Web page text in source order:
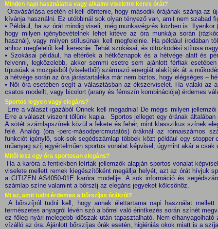
Minden napi használatra vagy alkalmi viseletre keres órát?
Óravásárlása esetén el kell döntenie, hogy második órájának szánja az
kívánja használni. Ez utóbbinál sok olyan tényező van, amit nem szabad
• Például, ha az órát mindig viseli, még munkavégzés közben is.
hogy milyen igénybevételnek lehet kitéve az óra munkája során
használ), vagy milyen stílusúnak kell megfelelnie. Ha például irodában
ahhoz megfelelőt kell keresnie. Tehát szokásai, és öltözködési stílusa
• Szokásai például, ha eltérőek a hétköznapok és a hétvége alatt és
felvenni, legközelebb, akkor semmi esetre sem ajánlott férfiak
típusúak a mozgásból (viseletből) származó energiát alakítják át a
a hétvége során az óra járástartaléka már nem biztos, hogy elégséges –
• Női óra esetében segít a választásban az ékszerviselet. Ha valaki az
csatos modellt, vagy bicolort (arany és fémszín kombinációja) érdemes
Sportos legyen vagy elegáns?
Erre a választ igazából Önnek kell megadnia! De mégis milyen
Erre a választ viszont tőlünk kapja. Sportos jelleget egy órának
A sötét számlapszínek közül a fekete és fehér, mint klasszikus színek
felé. Analóg (óra -perc-másodpercmutatós) óráknál az rómaiszámos
funkciót igénylő, sok-sok segédszámlap többek közt például egy
műanyag szíj egyértelműen sportos vonalat képvisel, úgymint akár a csak
Mitől lesz egy óra sportosan elegáns?
Ha a karóra a fentiekben leírtak jellemzők alapján sportos vonalat
viselete mellett remek kiegészítőként megállja helyét, azt az órát hívjuk
a CITIZEN AS4050-01E karóra modellje. A sok információ és
számlap színe valamint a bőrszíj az elegáns jegyeket kölcsönöz.
Mi az, amit tudni érdemes a bőrszíjas órákról?
A bőrszíjról tudni kell, hogy annak élettartama napi használat
természetes anyagról lévén szó a bőrrel való érintkezés során színét
ez főleg nyári melegebb időszak után tapasztalható. Nem
vízálló az óra. Ajánlott bőrszíjas órák esetén, higiéniás okok miatt is a